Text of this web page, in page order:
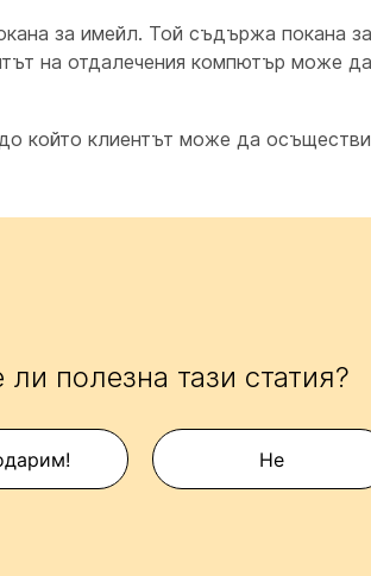
за имейл. Той съдържа покана
на отдалечения компютър може
който клиентът може да
полезна тази статия?
Не